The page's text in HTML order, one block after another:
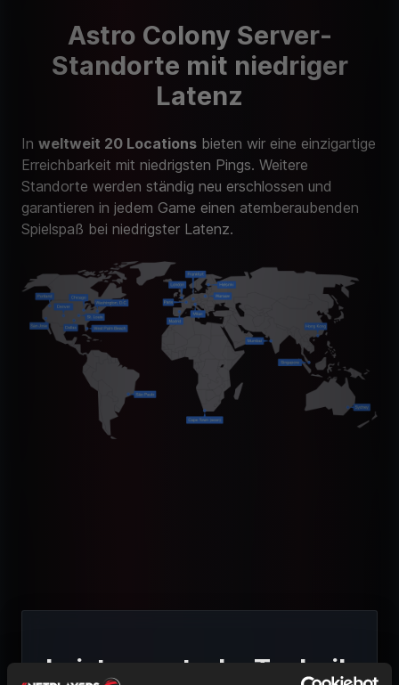
Astro Colony Server-
Standorte mit niedriger
Latenz
In weltweit 20 Locations bieten wir eine einzigartige
Erreichbarkeit mit niedrigsten Pings. Weitere
Standorte werden ständig neu erschlossen und
garantieren in jedem Game einen atemberaubenden
Spielspaß bei niedrigster Latenz.
Leistungsstarke Technik